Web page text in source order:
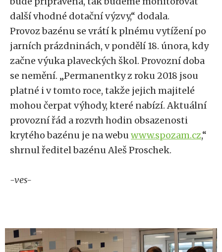
další vhodné dotační výzvy,“ dodala.
Provoz bazénu se vrátí k plnému vytížení po
jarních prázdninách, v pondělí 18. února, kdy
začne výuka plaveckých škol. Provozní doba
se nemění. „Permanentky z roku 2018 jsou
platné i v tomto roce, takže jejich majitelé
mohou čerpat výhody, které nabízí. Aktuální
provozní řád a rozvrh hodin obsazenosti
krytého bazénu je na webuwww.spozam.cz,“
shrnul ředitel bazénu Aleš Proschek.
-ves-